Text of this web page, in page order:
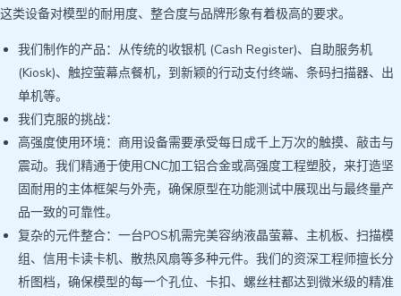
这类设备对模型的耐用度、整合度与品牌形象有着极高的要求。
我们制作的产品：从传统的收银机 (Cash Register)、自助服务机
(Kiosk)、触控萤幕点餐机，到新颖的行动支付终端、条码扫描器、出
单机等。
我们克服的挑战：
高强度使用环境：商用设备需要承受每日成千上万次的触摸、敲击与
震动。我们精通于使用CNC加工铝合金或高强度工程塑胶，来打造坚
固耐用的主体框架与外壳，确保原型在功能测试中展现出与最终量产
品一致的可靠性。
复杂的元件整合：一台POS机需完美容纳液晶萤幕、主机板、扫描模
组、信用卡读卡机、散热风扇等多种元件。我们的资深工程师擅长分
析图档，确保模型的每一个孔位、卡扣、螺丝柱都达到微米级的精准